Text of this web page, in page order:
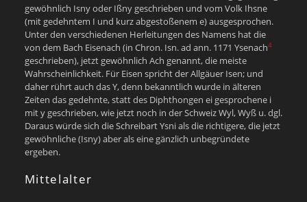
gewöhnlich Isny oder Ißny geschrieben und vom Volk Ihsne
(mit gedehntem I und kurz abgestoßenem e) ausgesprochen.
Unter den verschiedenen Herleitungen des Namens hat die
von dem Bach Eisenach (in Chron. Isn. ad ann. 1171 Ysenach4
geschrieben), jetzt gewöhnlich Ach genannt, die meiste
Wahrscheinlichkeit. Für Eisen spricht der Allgäuer Isen; und
daher rührt auch das Y, denn bekanntlich wurde in älteren
Zeiten das gedehnte, statt des Diphthongen ei gesprochene i
mit y geschrieben, wie jetzt noch in der Schweiz Wyl, Wyß u. dgl.
Daraus würde sich die Schreibart Ysni als die richtigere, die jetzt
gewöhnliche (Isny) aber als eine gänzlich unbegründete
ergeben.
Mittelalter